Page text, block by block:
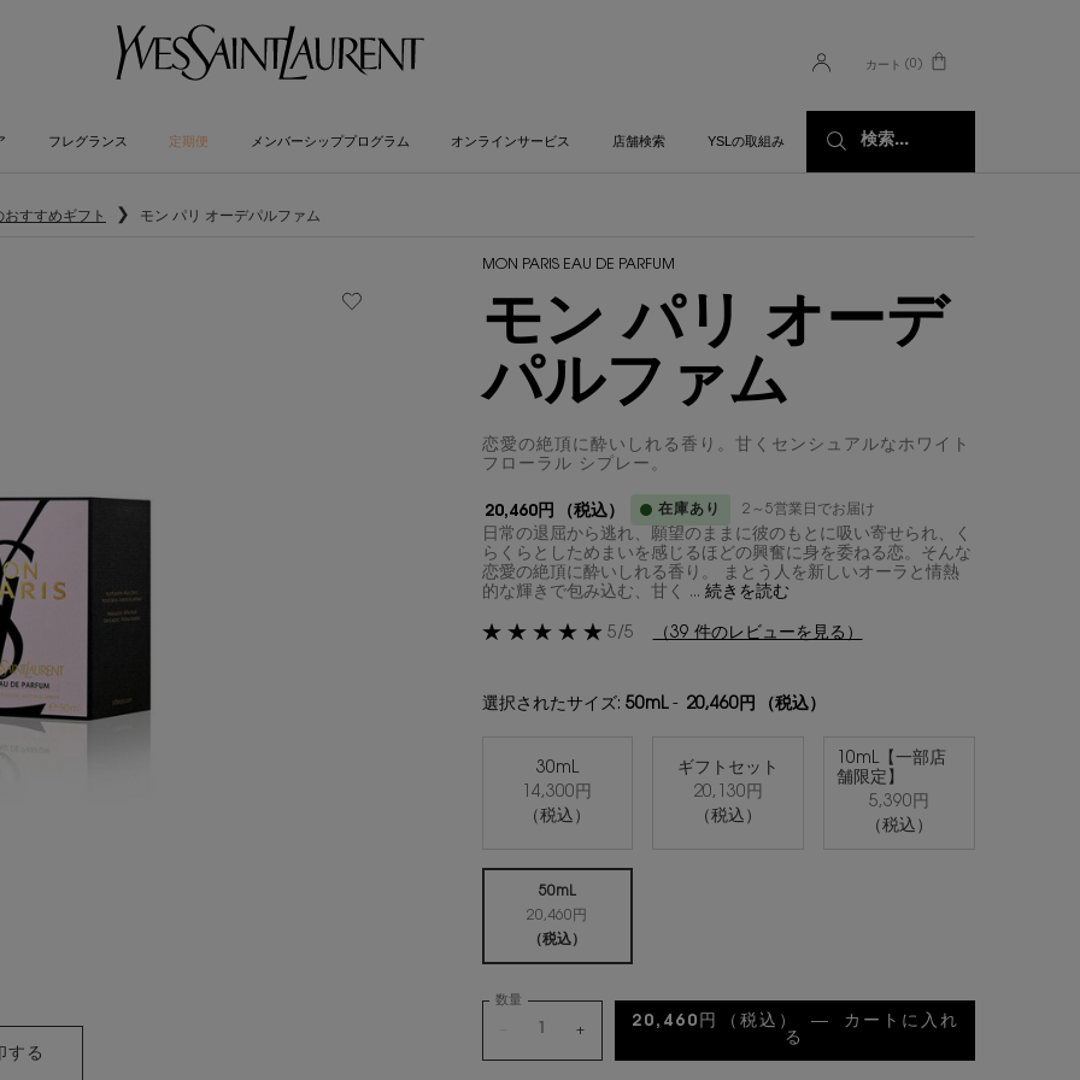
カート 0
0 カート内の製品
フレグランス 定期便 メンバーシッププログラム オンラインサービス 店舗検索 YSLの取組み 検索...
すすめギフト モン パリ オーデパルファム
MON PARIS EAU DE PARFUM
モン パリ オーデ
パルファム
恋愛の絶頂に酔いしれる香り。甘くセンシュアルなホワイト
フローラル シプレー。
20,460円 （税込） 在庫あり 2～5営業日でお届け
日常の退屈から逃れ、願望のままに彼のもとに吸い寄せられ、く
らくらとしためまいを感じるほどの興奮に身を委ねる恋。そんな
恋愛の絶頂に酔いしれる香り。 まとう人を新しいオーラと情熱
的な輝きで包み込む、甘く ... 続きを読む
5/5 （39 件のレビューを見る）
する
選択されたサイズ: 50mL- 20,460円 （税込）
選択済み
30mL
14,300円
（税込）
, 1/4 選択済み
ギフトセット
20,130円
（税込）
, 2/4 選択済み
10mL【一部店
舗限定】
5,390円
（税込）
, 3/4
選択済み
50mL
20,460円
（税込）
, 4/4
数量
+ 20,460円 （税込） ―
カートに入れ
る